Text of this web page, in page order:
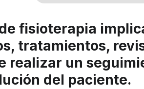
fisioterapia
tratamientos,
realizar un
del paciente.